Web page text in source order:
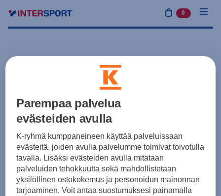
0 tuotetta
Parempaa palvelua
evästeiden avulla
K-ryhmä kumppaneineen käyttää palveluissaan
evästeitä, joiden avulla palvelumme toimivat toivotulla
tavalla. Lisäksi evästeiden avulla mitataan
palveluiden tehokkuutta sekä mahdollistetaan
yksilöllinen ostokokemus ja personoidun mainonnan
tarjoaminen. Voit antaa suostumuksesi painamalla